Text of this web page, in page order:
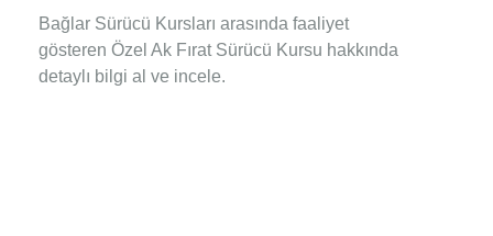
Bağlar Sürücü Kursları arasında faaliyet
gösteren Özel Ak Fırat Sürücü Kursu hakkında
detaylı bilgi al ve incele.